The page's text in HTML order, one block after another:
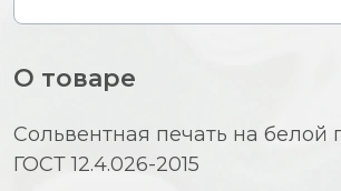
О товаре
Сольвентная печать на белой
ГОСТ 12.4.026-2015